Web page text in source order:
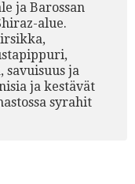
ja Barossan
alue.
ja
ja kestävät
syrahit